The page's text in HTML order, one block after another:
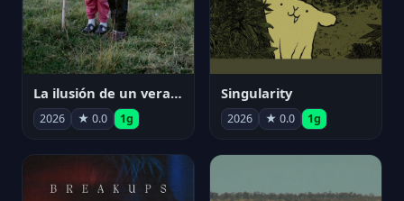
La ilusión de un verano sin fin
2026 ★ 0.0 1g
Singularity
2026 ★ 0.0 1g